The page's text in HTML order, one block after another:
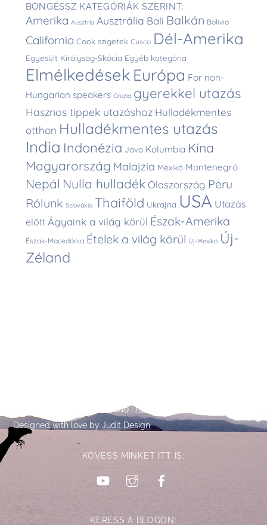
BÖNGÉSSZ KATEGÓRIÁK SZERINT:
Amerika Ausztria Ausztrália Bali Balkán Bolívia
California Cook szigetek Cusco Dél-Amerika
Egyesült Királyság-Skócia Egyéb kategória
Elmélkedések Európa For non-
Hungarian speakers Grúzia gyerekkel utazás
Hasznos tippek utazáshoz Hulladékmentes
otthon Hulladékmentes utazás
India Indonézia Jáva Kolumbia Kína
Magyarország Malajzia Mexikó Montenegró
Nepál Nulla hulladék Olaszország Peru
Rólunk Szlovákia Thaiföld Ukrajna USA Utazás
előtt Ágyaink a világ körül Észak-Amerika
Észak-Macedónia Ételek a világ körül Új-Mexikó Új-
Zéland
To
2019 |Adatkezelési tájékoztató
Designed with love byJudit Design
KÖVESS MINKET ITT IS:
YouTubeInstagram
KERESS A BLOGON: